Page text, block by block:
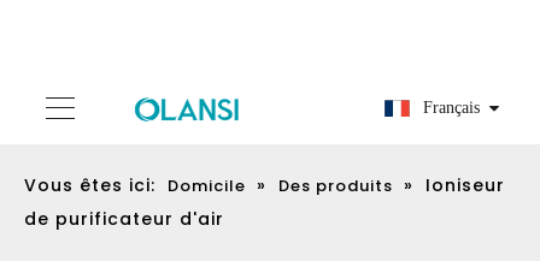
Français
Vous êtes ici: Domicile » Des produits »
Ioniseur
de purificateur d'air